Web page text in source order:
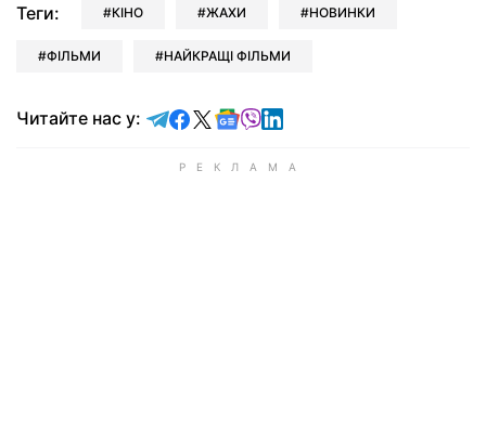
Теги: КІНО ЖАХИ НОВИНКИ
ФІЛЬМИ НАЙКРАЩІ ФІЛЬМИ
Читайте нас у: Читайте у Telegram
Читайте у Facebook
Читайте у X
Читайте у Google news
Читайте у Viber
Читайте у LinkedIn